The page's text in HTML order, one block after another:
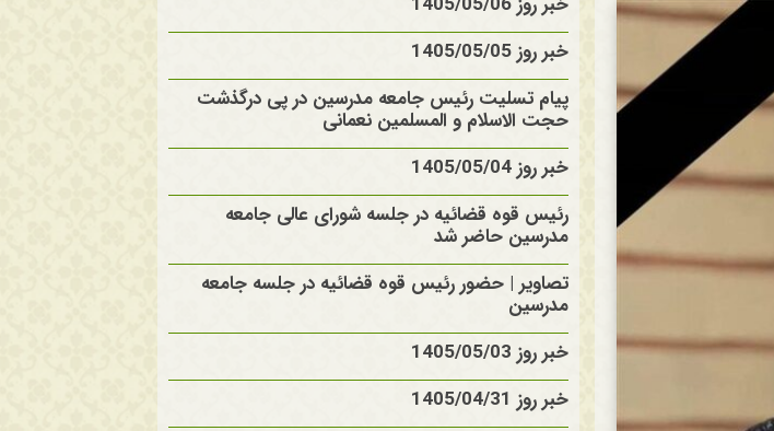
خبر روز 1405/05/05
پیام تسلیت رئیس جامعه مدرسین در پی درگذشت
حجت الاسلام و المسلمین نعمانی
خبر روز 1405/05/04
رئیس قوه قضائیه در جلسه شورای عالی جامعه
مدرسین حاضر شد
تصاویر | حضور رئیس قوه قضائیه در جلسه جامعه
مدرسین
خبر روز 1405/05/03
خبر روز 1405/04/31